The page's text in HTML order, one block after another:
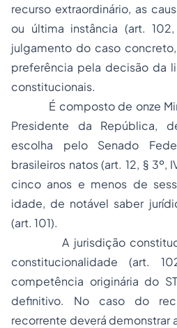
recurso extraordinário, as
ou última instância (art.
julgamento do caso
preferência pela decisão da
constitucionais.
É composto de onze
Presidente da República,
escolha pelo Senado
brasileiros natos (art. 12, § 3º,
cinco anos e menos de
idade, de notável saber
(art. 101).
A jurisdição
constitucionalidade (art.
competência originária do
definitivo. No caso do
recorrente deverá demonstrar